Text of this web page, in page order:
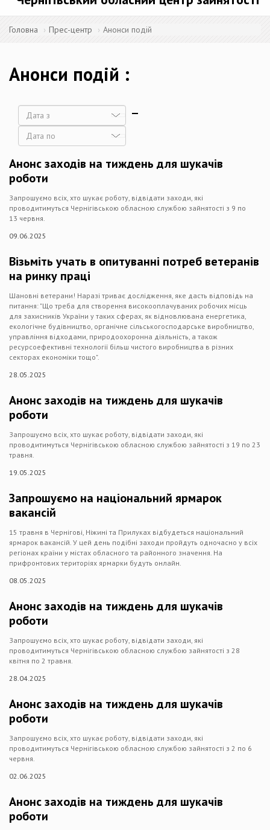
Головна Прес-центр Анонси подій
Анонси подій
Дата
Анонс заходів на тиждень для шукачів
роботи
Запрошуємо всіх, хто шукає роботу, відвідати заходи, які
проводитимуться Чернігівською обласною службою зайнятості з 9 по
13 червня.
09.06.2025
Візьміть учать в опитуванні потреб ветеранів
на ринку праці
Шановні ветерани! Наразі триває дослідження, яке дасть відповідь на
питання: "Що треба для створення високооплачуваних робочих місць
для захисників України у таких сферах, як відновлювана енергетика,
екологічне будівництво, органічне сільськогосподарське виробництво,
управління відходами, природоохоронна діяльність, а також
ресурсоефективні технології більш чистого виробництва в різних
секторах економіки тощо".
28.05.2025
Анонс заходів на тиждень для шукачів
роботи
Запрошуємо всіх, хто шукає роботу, відвідати заходи, які
проводитимуться Чернігівською обласною службою зайнятості з 19 по 23
травня.
19.05.2025
Запрошуємо на національний ярмарок
вакансій
15 травня в Чернігові, Ніжині та Прилуках відбудеться національний
ярмарок вакансій. У цей день подібні заходи пройдуть одночасно у всіх
регіонах країни у містах обласного та районного значення. На
прифронтових територіях ярмарки будуть онлайн.
08.05.2025
Анонс заходів на тиждень для шукачів
роботи
Запрошуємо всіх, хто шукає роботу, відвідати заходи, які
проводитимуться Чернігівською обласною службою зайнятості з 28
квітня по 2 травня.
28.04.2025
Анонс заходів на тиждень для шукачів
роботи
Запрошуємо всіх, хто шукає роботу, відвідати заходи, які
проводитимуться Чернігівською обласною службою зайнятості з 2 по 6
червня.
02.06.2025
Анонс заходів на тиждень для шукачів
роботи